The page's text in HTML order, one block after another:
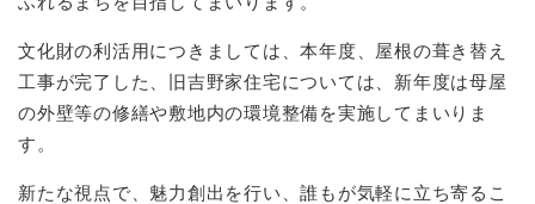
文化財の利活用につきましては、本年度、屋根の葺き替え
工事が完了した、旧吉野家住宅については、新年度は母屋
の外壁等の修繕や敷地内の環境整備を実施してまいりま
す。
新たな視点で、魅力創出を行い、誰もが気軽に立ち寄るこ